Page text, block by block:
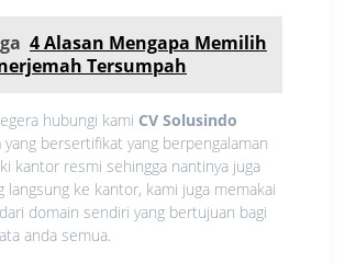
4 Alasan Mengapa Memilih
Tersumpah
hubungi kami CV Solusindo
yang bersertifikat yang berpengalaman
kantor resmi sehingga nantinya juga
langsung ke kantor, kami juga memakai
domain sendiri yang bertujuan bagi
anda semua.